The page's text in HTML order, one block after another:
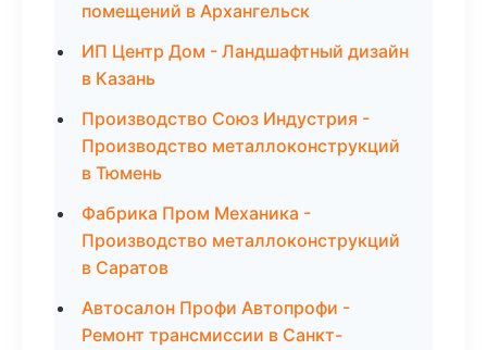
помещений в Архангельск
ИП Центр Дом - Ландшафтный дизайн
в Казань
Производство Союз Индустрия -
Производство металлоконструкций
в Тюмень
Фабрика Пром Механика -
Производство металлоконструкций
в Саратов
Автосалон Профи Автопрофи -
Ремонт трансмиссии в Санкт-